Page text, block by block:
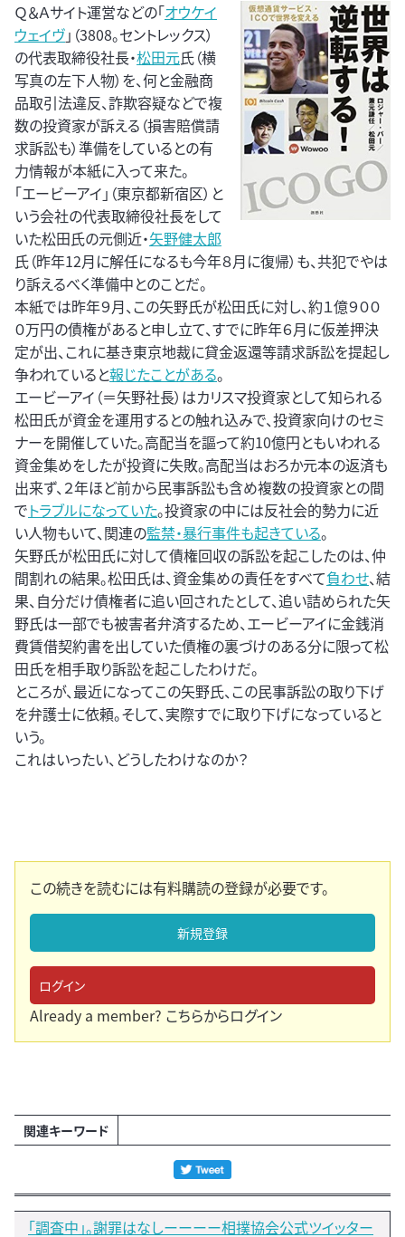
Ｑ＆Ａサイト運営などの「オウケイ
ウェイヴ」（3808。セントレックス）
の代表取締役社長・松田元氏（横
写真の左下人物）を、何と金融商
品取引法違反、詐欺容疑などで複
数の投資家が訴える（損害賠償請
求訴訟も）準備をしているとの有
力情報が本紙に入って来た。
「エービーアイ」（東京都新宿区）と
いう会社の代表取締役社長をして
いた松田氏の元側近・矢野健太郎
氏（昨年12月に解任になるも今年８月に復帰）も、共犯でやは
り訴えるべく準備中とのことだ。
本紙では昨年９月、この矢野氏が松田氏に対し、約１億９００
０万円の債権があると申し立て、すでに昨年６月に仮差押決
定が出、これに基き東京地裁に貸金返還等請求訴訟を提起し
争われていると報じたことがある。
エービーアイ（＝矢野社長）はカリスマ投資家として知られる
松田氏が資金を運用するとの触れ込みで、投資家向けのセミ
ナーを開催していた。高配当を謳って約10億円ともいわれる
資金集めをしたが投資に失敗。高配当はおろか元本の返済も
出来ず、２年ほど前から民事訴訟も含め複数の投資家との間
でトラブルになっていた。投資家の中には反社会的勢力に近
い人物もいて、関連の監禁・暴行事件も起きている。
矢野氏が松田氏に対して債権回収の訴訟を起こしたのは、仲
間割れの結果。松田氏は、資金集めの責任をすべて負わせ、結
果、自分だけ債権者に追い回されたとして、追い詰められた矢
野氏は一部でも被害者弁済するため、エービーアイに金銭消
費賃借契約書を出していた債権の裏づけのある分に限って松
田氏を相手取り訴訟を起こしたわけだ。
ところが、最近になってこの矢野氏、この民事訴訟の取り下げ
を弁護士に依頼。そして、実際すでに取り下げになっていると
いう。
これはいったい、どうしたわけなのか？
この続きを読むには有料購読の登録が必要です。
新規登録
ログイン
Already a member? こちらからログイン
関連キーワード
「調査中」。謝罪はなしーーーー相撲協会公式ツイッター